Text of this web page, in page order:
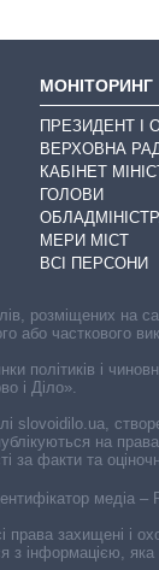
МОНІТОРИНГ
ПРЕЗИДЕНТ І
ВЕРХОВНА
КАБІНЕТ
ГОЛОВИ
МЕРИ МІСТ
ВСІ ПЕРСОНИ
медіа –
права захищені і
з інформацією,
розміщених на
або часткового
політиків і
і Діло».
slovoidilo.ua,
на
за факти та